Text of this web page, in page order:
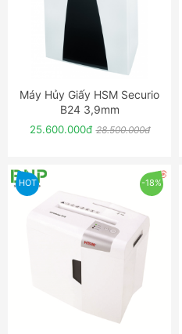
ĐẶT NGAY
Máy Hủy Giấy HSM Securio
B24 3,9mm
25.600.000đ 28.500.000đ
HOT -18%